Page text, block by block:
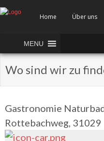
Home Über uns
MENU
Wo sind wir zu
Gastronomie
Rottebachweg, 31029